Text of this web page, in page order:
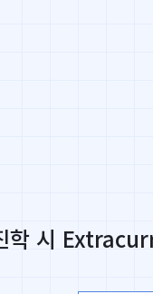
학 시